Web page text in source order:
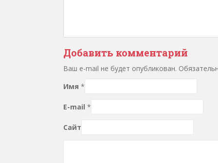
Добавить комментарий
Ваш e-mail не будет опубликован.
Имя *
E-mail *
Сайт